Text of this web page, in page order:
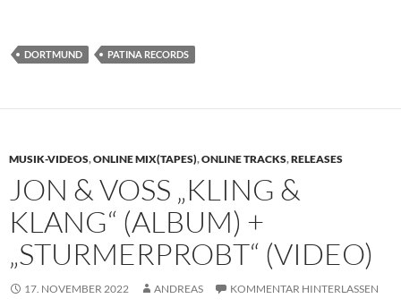
DORTMUND PATINA RECORDS
MUSIK-VIDEOS,ONLINE MIX(TAPES),ONLINE TRACKS,RELEASES
JON & VOSS „KLING &
KLANG“ (ALBUM) +
„STURMERPROBT“ (VIDEO)
17. NOVEMBER 2022 ANDREAS KOMMENTAR HINTERLASSEN